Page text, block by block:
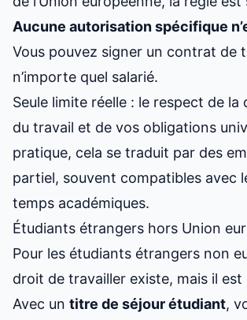
Aucune autorisation spécifique
Vous pouvez signer un contrat de
n’importe quel salarié.
Seule limite réelle : le respect de la
du travail et de vos obligations
pratique, cela se traduit par des
partiel, souvent compatibles avec
temps académiques.
Étudiants étrangers hors Union
Pour les étudiants étrangers non
droit de travailler existe, mais il est
Avec un titre de séjour étudiant,